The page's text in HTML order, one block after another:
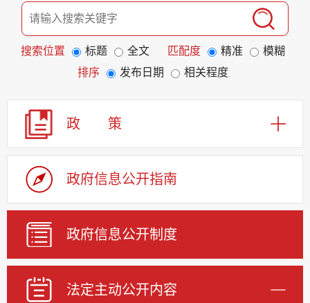
搜索位置 标题 全文 匹配度 精准
模糊
排序
发布日期 相关程度
政 策
政府信息公开指南
政府信息公开制度
法定主动公开内容